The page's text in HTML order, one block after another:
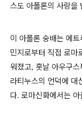
스도 아폴론의 사랑을
이 아폴론 숭배는 에
민지로부터 직접 로마
워졌고, 훗날 아우구스
라티누스의 언덕에 대
다. 로마신화에서는